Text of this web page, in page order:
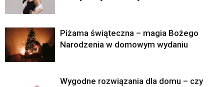
Piżama świąteczna – magia Bożego
Narodzenia w domowym wydaniu
Wygodne rozwiązania dla domu – czy